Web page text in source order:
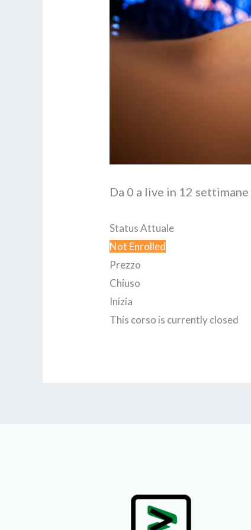
Da 0 a live in 12 settimane
Status Attuale
Not Enrolled
Prezzo
Chiuso
Inizia
This corso is currently closed